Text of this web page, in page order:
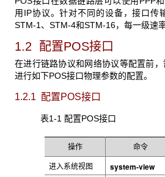
用IP协议。针对不同的设备，接口传
STM-1、STM-4和STM-16，每一级速
1.2 配置POS接口
在进行链路协议和网络协议等配置前
进行如下POS接口物理参数的配置。
1.2.1 配置POS接口
表1-1 配置POS接口
操作 命令
进入系统视图 system-view